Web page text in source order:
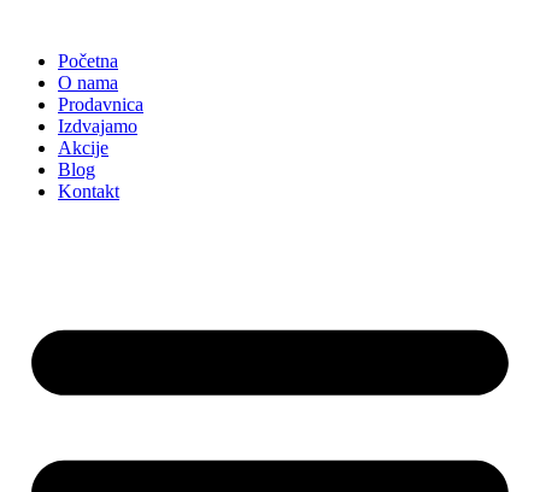
sadržajPočetna
O nama
Prodavnica
Izdvajamo
Akcije
Blog
Kontakt